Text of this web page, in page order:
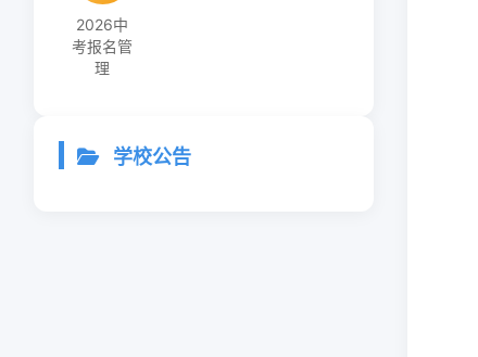
2026中
考报名管
理
学校公告